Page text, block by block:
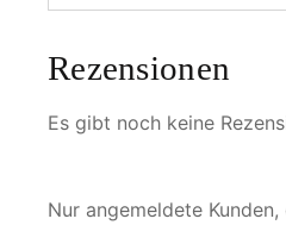
g
Rezensionen
Es gibt noch keine
Nur angemeldete